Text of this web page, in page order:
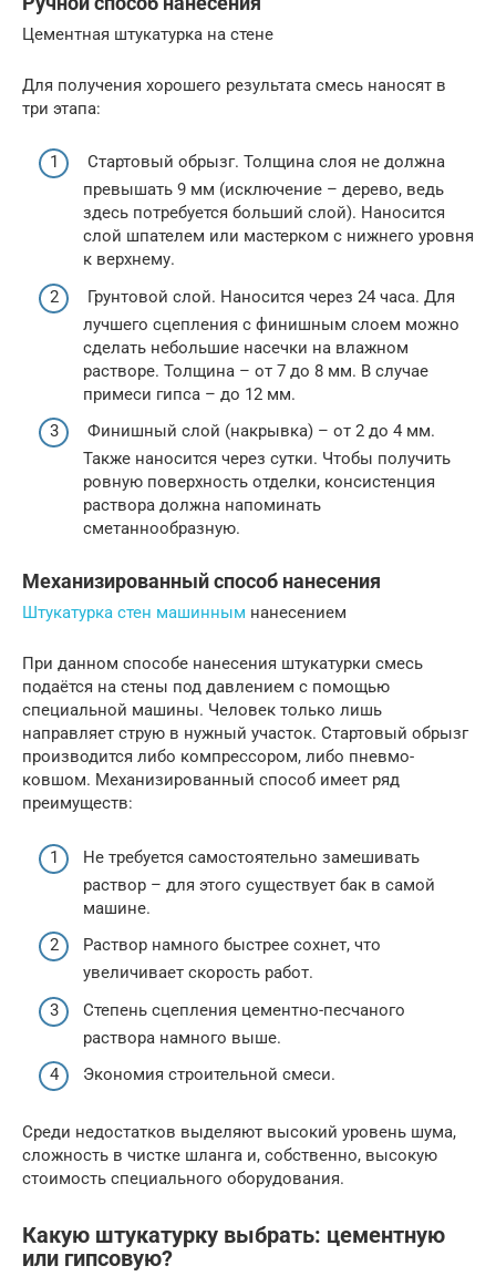
Цементная штукатурка на стене
Для получения хорошего результата смесь наносят в
три этапа:
Стартовый обрызг. Толщина слоя не должна
превышать 9 мм (исключение – дерево, ведь
здесь потребуется больший слой). Наносится
слой шпателем или мастерком с нижнего уровня
к верхнему.
Грунтовой слой. Наносится через 24 часа. Для
лучшего сцепления с финишным слоем можно
сделать небольшие насечки на влажном
растворе. Толщина – от 7 до 8 мм. В случае
примеси гипса – до 12 мм.
Финишный слой (накрывка) – от 2 до 4 мм.
Также наносится через сутки. Чтобы получить
ровную поверхность отделки, консистенция
раствора должна напоминать
сметаннообразную.
Механизированный способ нанесения
Штукатурка стен машинным нанесением
При данном способе нанесения штукатурки смесь
подаётся на стены под давлением с помощью
специальной машины. Человек только лишь
направляет струю в нужный участок. Стартовый обрызг
производится либо компрессором, либо пневмо-
ковшом. Механизированный способ имеет ряд
преимуществ:
Не требуется самостоятельно замешивать
раствор – для этого существует бак в самой
машине.
Раствор намного быстрее сохнет, что
увеличивает скорость работ.
Степень сцепления цементно-песчаного
раствора намного выше.
Экономия строительной смеси.
Среди недостатков выделяют высокий уровень шума,
сложность в чистке шланга и, собственно, высокую
стоимость специального оборудования.
Какую штукатурку выбрать: цементную
или гипсовую?